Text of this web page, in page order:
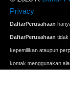
Privacy
DaftarPerusahaan
DaftarPerusahaan tidak
kepemilikan ataupun
kontak menggunakan